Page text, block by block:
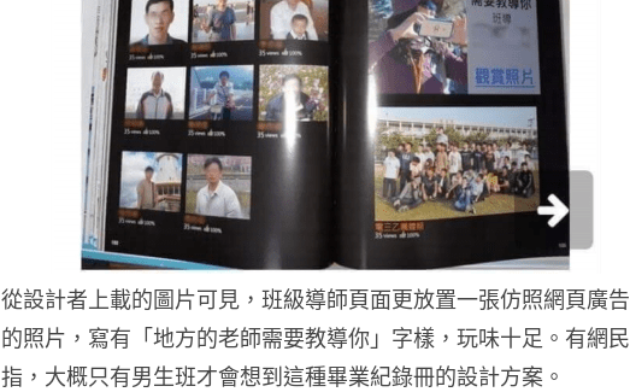
從設計者上載的圖片可見，班級導師頁面更放置一張仿照網頁廣告
的照片，寫有「地方的老師需要教導你」字樣，玩味十足。有網民
指，大概只有男生班才會想到這種畢業紀錄冊的設計方案。